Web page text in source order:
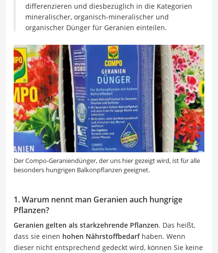
differenzieren und diesbezüglich in die Kategorien
mineralischer, organisch-mineralischer und
organischer Dünger für Geranien einteilen.
Der Compo-Geraniendünger, der uns hier gezeigt wird, ist für alle
besonders hungrigen Balkonpflanzen geeignet.
1. Warum nennt man Geranien auch hungrige
Pflanzen?
Geranien gelten als starkzehrende Pflanzen. Das heißt,
dass sie einen hohen Nährstoffbedarfhaben. Wenn
dieser nicht entsprechend gedeckt wird, können Sie keine